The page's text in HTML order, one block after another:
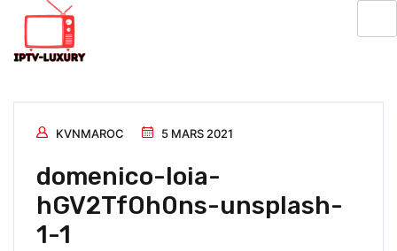
KVNMAROC 5 MARS 2021
domenico-loia-
hGV2TfOh0ns-unsplash-
1-1